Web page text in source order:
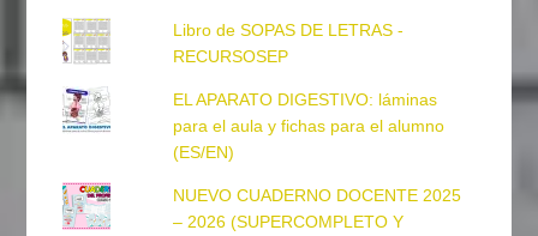
Libro de SOPAS DE LETRAS -
RECURSOSEP
EL APARATO DIGESTIVO: láminas
para el aula y fichas para el alumno
(ES/EN)
NUEVO CUADERNO DOCENTE 2025
– 2026 (SUPERCOMPLETO Y